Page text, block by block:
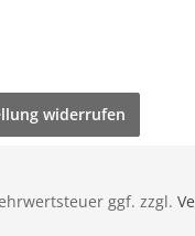
widerrufen
ggf. zzgl.